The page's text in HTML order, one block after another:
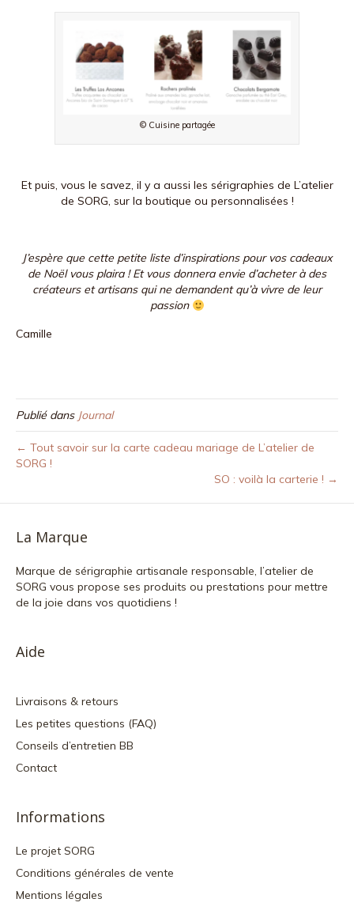
© Cuisine partagée
Et puis, vous le savez, il y a aussi les sérigraphies de L’atelier
de SORG, sur la boutique ou personnalisées !
J’espère que cette petite liste d’inspirations pour vos cadeaux
de Noël vous plaira ! Et vous donnera envie d’acheter à des
créateurs et artisans qui ne demandent qu’à vivre de leur
passion
Camille
Publié dans Journal
← Tout savoir sur la carte cadeau mariage de L’atelier de
SORG !
SO : voilà la carterie ! →
La Marque
Marque de sérigraphie artisanale responsable, l’atelier de
SORG vous propose ses produits ou prestations pour mettre
de la joie dans vos quotidiens !
Aide
Livraisons & retours
Les petites questions (FAQ)
Conseils d’entretien BB
Contact
Informations
Le projet SORG
Conditions générales de vente
Mentions légales